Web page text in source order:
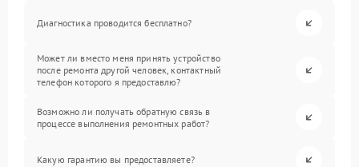
Диагностика проводится бесплатно?
Может ли вместо меня принять устройство
после ремонта другой человек, контактный
телефон которого я предоставлю?
Возможно ли получать обратную связь в
процессе выполнения ремонтных работ?
Какую гарантию вы предоставляете?